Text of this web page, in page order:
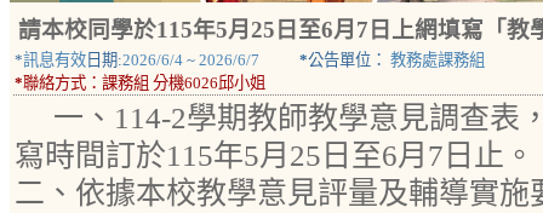
請本校同學於115年5月25日至6月7日上網填寫「
*訊息有效 日期:2026/6/4 ~ 2026/6/7 *公告單位： 教務處課務組
*聯絡方式： 課務組 分機6026邱小姐
一、114-2學期教師教學意見調查表
寫時間訂於115年5月25日至6月7日止。
二、依據本校教學意見評量及輔導實施